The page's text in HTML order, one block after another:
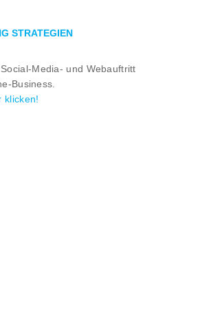
STRATEGIEN
Media- und Webauftritt
Business.
klicken!